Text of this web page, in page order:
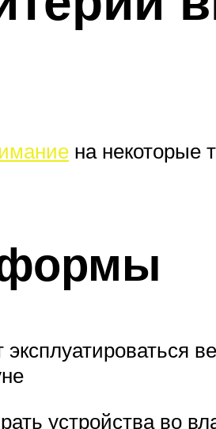
на некоторые
устройства во